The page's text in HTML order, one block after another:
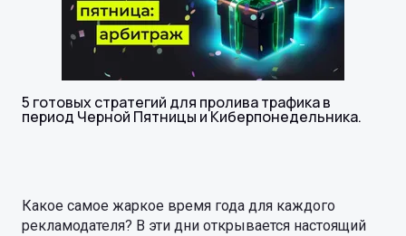
5 готовых стратегий для пролива трафика в
период Черной Пятницы и Киберпонедельника.
Какое самое жаркое время года для каждого
рекламодателя? В эти дни открывается настоящий